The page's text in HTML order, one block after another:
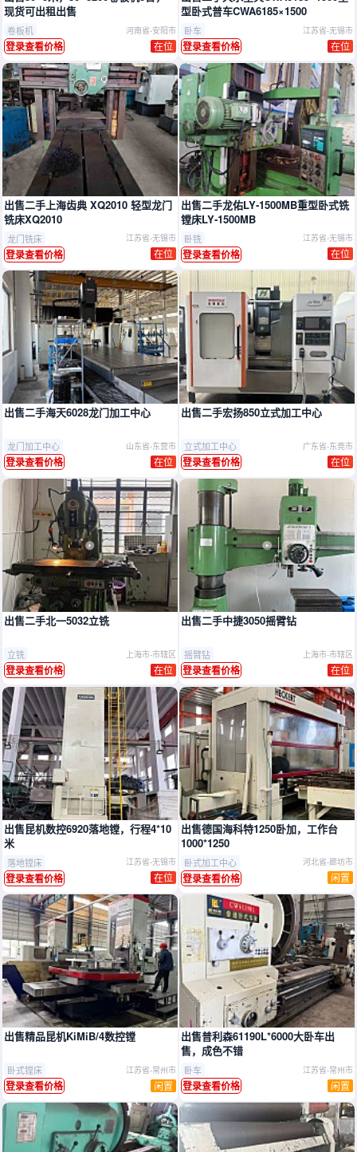
现货可出租出售
卷板机 河南省-安阳市
登录查看价格 在位
型卧式普车CWA6185×1500
卧车 江苏省-无锡市
登录查看价格 在位
出售二手上海齿典 XQ2010 轻型龙门
铣床XQ2010
龙门铣床 江苏省-无锡市
登录查看价格 在位
出售二手龙佑LY‑1500MB重型卧式铣
镗床LY‑1500MB
卧铣 江苏省-无锡市
登录查看价格 在位
出售二手海天6028龙门加工中心
龙门加工中心 山东省-东营市
登录查看价格 在位
出售二手宏扬850立式加工中心
立式加工中心 广东省-东莞市
登录查看价格 在位
出售二手北一5032立铣
立铣 上海市-市辖区
登录查看价格 在位
出售二手中捷3050摇臂钻
摇臂钻 上海市-市辖区
登录查看价格 在位
出售​昆机数控6920落地镗，行程4*10
米
落地镗床 江苏省-无锡市
登录查看价格 在位
出售德国海科特1250卧加，工作台
1000*1250
卧式加工中心 河北省-廊坊市
登录查看价格 闲置
出售精品昆机KiMiB/4数控镗
卧式镗床 江苏省-常州市
登录查看价格 闲置
出售普利森61190L*6000大卧车出
售，成色不错
卧车 江苏省-常州市
登录查看价格 闲置